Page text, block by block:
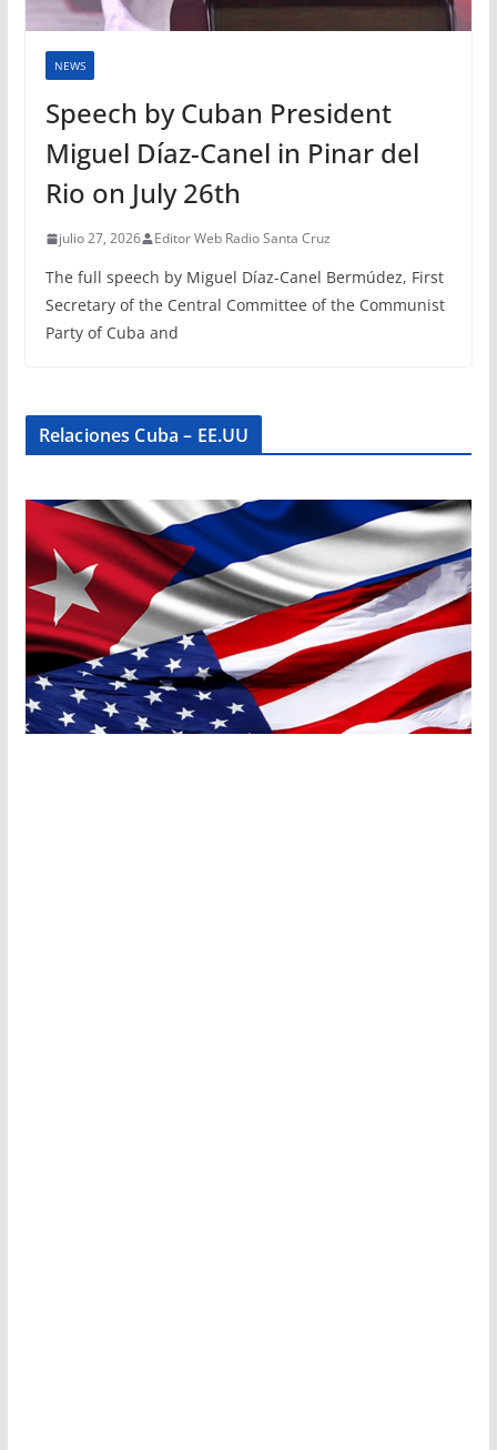
NEWS
Speech by Cuban President
Miguel Díaz-Canel in Pinar del
Rio on July 26th
julio 27, 2026 Editor Web Radio Santa Cruz
The full speech by Miguel Díaz-Canel Bermúdez, First
Secretary of the Central Committee of the Communist
Party of Cuba and
Relaciones Cuba – EE.UU